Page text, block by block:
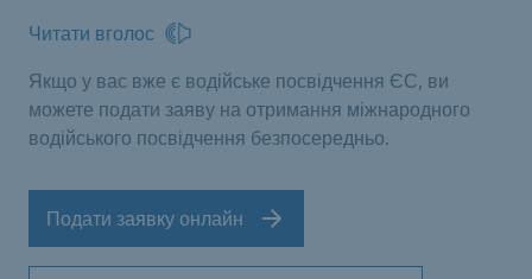
Читати вголос
Якщо у вас вже є водійське посвідчення ЄС, ви
можете подати заяву на отримання міжнародного
водійського посвідчення безпосередньо.
Подати заявку онлайн